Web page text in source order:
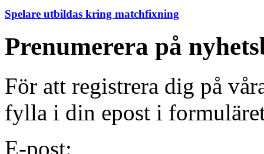
Spelare utbildas kring matchfixning
Prenumerera på
För att registrera dig på
fylla i din epost i
E-post: